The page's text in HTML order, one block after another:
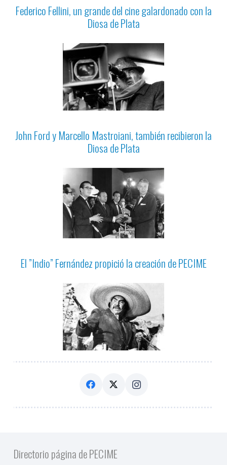
Federico Fellini, un grande del cine galardonado con la
Diosa de Plata
John Ford y Marcello Mastroiani, también recibieron la
Diosa de Plata
El ”Indio” Fernández propició la creación de PECIME
Directorio página de PECIME